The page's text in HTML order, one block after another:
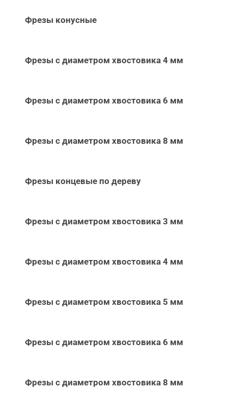
Фрезы конусные
Фрезы с диаметром хвостовика 4 мм
Фрезы с диаметром хвостовика 6 мм
Фрезы с диаметром хвостовика 8 мм
Фрезы концевые по дереву
Фрезы с диаметром хвостовика 3 мм
Фрезы с диаметром хвостовика 4 мм
Фрезы с диаметром хвостовика 5 мм
Фрезы с диаметром хвостовика 6 мм
Фрезы с диаметром хвостовика 8 мм